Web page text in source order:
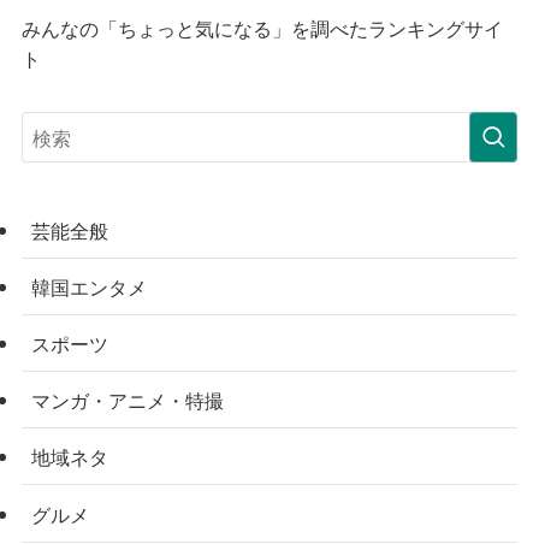
みんなの「ちょっと気になる」を調べたランキングサイ
ト
芸能全般
韓国エンタメ
スポーツ
マンガ・アニメ・特撮
地域ネタ
グルメ